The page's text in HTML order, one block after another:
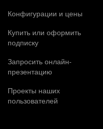
Конфигурации и цены
Купить или оформить
подписку
Запросить онлайн-
презентацию
Проекты наших
пользователей